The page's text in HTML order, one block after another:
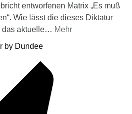
entworfenen Matrix „Es muß
Wie lässt die dieses Diktatur
das aktuelle… Mehr
by Dundee